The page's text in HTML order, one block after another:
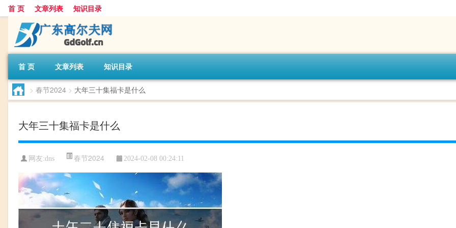
首 页 文章列表 知识目录
首 页 文章列表 知识目录
> 春节2024 > 大年三十集福卡是什么
大年三十集福卡是什么
网友:dns 春节2024 2024-02-08 00:24:11